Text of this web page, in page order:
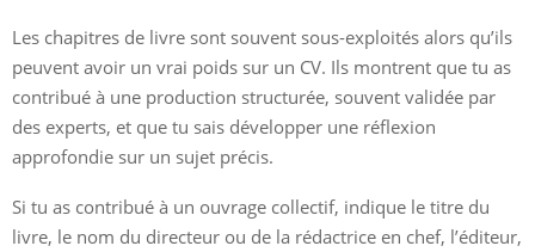
Les chapitres de livre sont souvent sous-exploités alors qu’ils
peuvent avoir un vrai poids sur un CV. Ils montrent que tu as
contribué à une production structurée, souvent validée par
des experts, et que tu sais développer une réflexion
approfondie sur un sujet précis.
Si tu as contribué à un ouvrage collectif, indique le titre du
livre, le nom du directeur ou de la rédactrice en chef, l’éditeur,